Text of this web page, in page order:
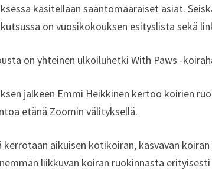
käsitellään sääntömääräiset asiat.
on vuosikokouksen esityslista sekä
on yhteinen ulkoiluhetki With Paws -
jälkeen Emmi Heikkinen kertoo koirien
etänä Zoomin välityksellä.
kerrotaan aikuisen kotikoiran, kasvavan
liikkuvan koiran ruokinnasta